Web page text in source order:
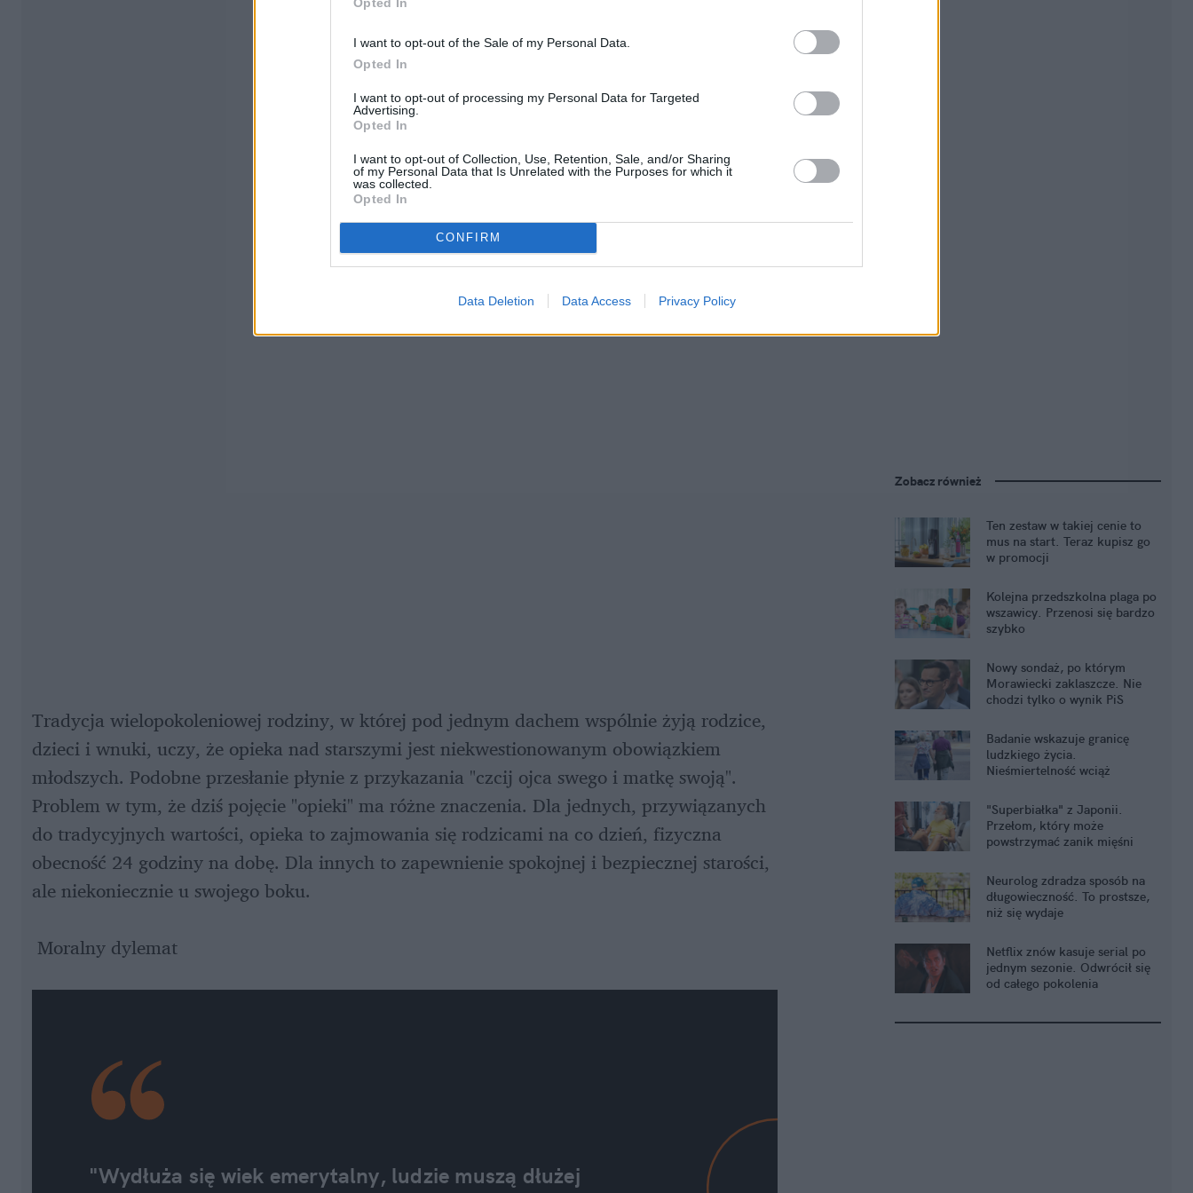
I want to opt-out of the Sale of my Personal Data.
Opted In
I want to opt-out of processing my Personal Data for Targeted
Advertising.
Opted In
I want to opt-out of Collection, Use, Retention, Sale, and/or Sharing
of my Personal Data that Is Unrelated with the Purposes for which it
was collected.
Opted In
CONFIRM
Data Deletion Data Access Privacy Policy
Tradycja wielopokoleniowej rodziny, w której pod jednym dachem wspólnie żyją rodzice,
dzieci i wnuki, uczy, że opieka nad starszymi jest niekwestionowanym obowiązkiem
młodszych. Podobne przesłanie płynie z przykazania "czcij ojca swego i matkę swoją".
Problem w tym, że dziś pojęcie "opieki" ma różne znaczenia. Dla jednych, przywiązanych
do tradycyjnych wartości, opieka to zajmowania się rodzicami na co dzień, fizyczna
obecność 24 godziny na dobę. Dla innych to zapewnienie spokojnej i bezpiecznej starości,
ale niekoniecznie u swojego boku.
Moralny dylemat
"Wydłuża się wiek emerytalny, ludzie muszą dłużej
Zobacz również
Ten zestaw w takiej cenie to
mus na start. Teraz kupisz go
w promocji
Kolejna przedszkolna plaga po
wszawicy. Przenosi się bardzo
szybko
Nowy sondaż, po którym
Morawiecki zaklaszcze. Nie
chodzi tylko o wynik PiS
Badanie wskazuje granicę
ludzkiego życia.
Nieśmiertelność wciąż
"Superbiałka" z Japonii.
Przełom, który może
powstrzymać zanik mięśni
Neurolog zdradza sposób na
długowieczność. To prostsze,
niż się wydaje
Netflix znów kasuje serial po
jednym sezonie. Odwrócił się
od całego pokolenia